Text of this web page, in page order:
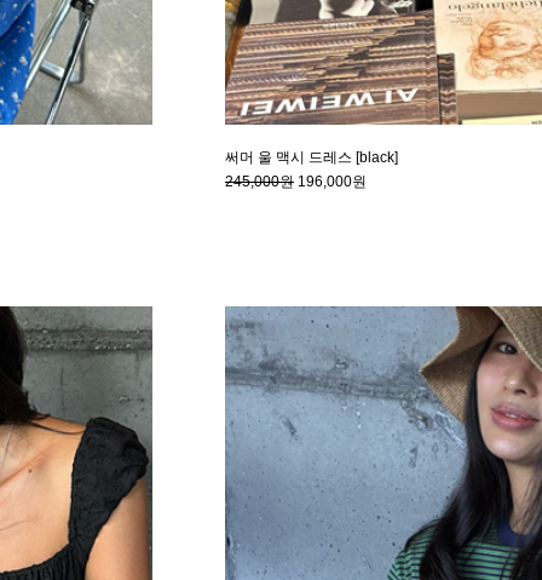
써머 울 맥시 드레스 [black]
245,000원 196,000원